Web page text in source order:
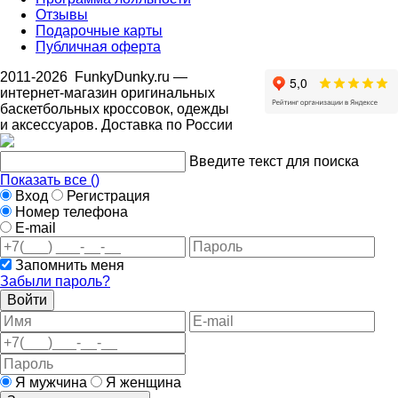
Отзывы
Подарочные карты
Публичная оферта
2011-2026 FunkyDunky.ru —
интернет-магазин оригинальных
баскетбольных кроссовок, одежды
и аксессуаров. Доставка по России
Введите текст для поиска
Показать все ()
Вход
Регистрация
Номер телефона
E-mail
Запомнить меня
Забыли пароль?
Войти
Я мужчина
Я женщина